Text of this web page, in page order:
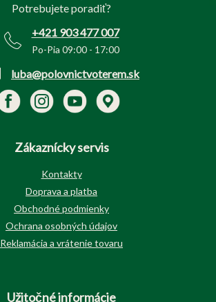
Potrebujete poradiť?
+421 903 477 007
Po-Pia 09:00 - 17:00
luba@polovnictvoterem.sk
Zákaznícky servis
Kontakty
Doprava a platba
Obchodné podmienky
Ochrana osobných údajov
Reklamácia a vrátenie tovaru
Užitočné informácie